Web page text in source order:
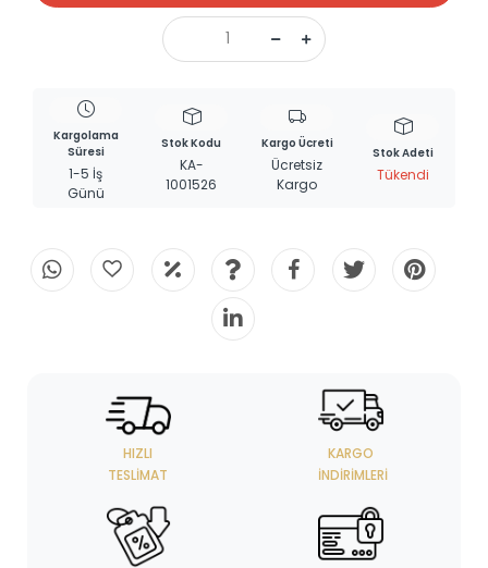
Kargolama
Süresi
1-5 İş
Günü
Stok Kodu
KA-
1001526
Kargo Ücreti
Ücretsiz
Kargo
Stok Adeti
Tükendi
HIZLI
TESLIMAT
KARGO
İNDIRIMLERI